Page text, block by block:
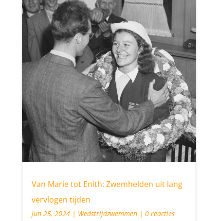
Van Marie tot Enith: Zwemhelden uit lang
vervlogen tijden
jun 25, 2024| Wedstrijdzwemmen| 0 reacties